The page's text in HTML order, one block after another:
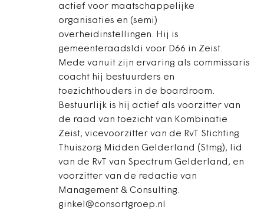
actief voor maatschappelijke
organisaties en (semi)
overheidinstellingen. Hij is
gemeenteraadsldi voor D66 in Zeist.
Mede vanuit zijn ervaring als commissaris
coacht hij bestuurders en
toezichthouders in de boardroom.
Bestuurlijk is hij actief als voorzitter van
de raad van toezicht van Kombinatie
Zeist, vicevoorzitter van de RvT Stichting
Thuiszorg Midden Gelderland (Stmg), lid
van de RvT van Spectrum Gelderland, en
voorzitter van de redactie van
Management & Consulting.
ginkel@consortgroep.nl